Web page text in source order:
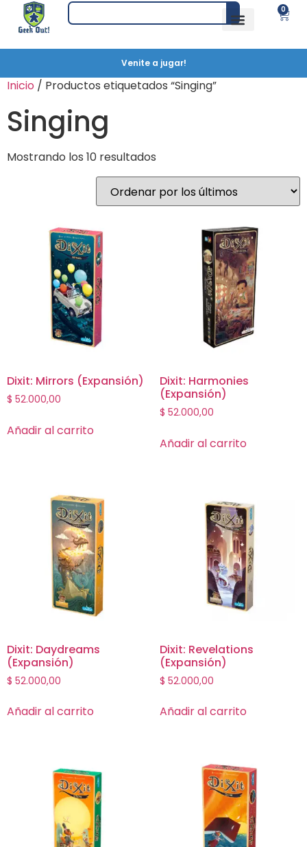
0
Venite a jugar!
Inicio / Productos etiquetados “Singing”
Singing
Mostrando los 10 resultados
Dixit: Mirrors (Expansión)
$ 52.000,00
Añadir al carrito
Dixit: Harmonies
(Expansión)
$ 52.000,00
Añadir al carrito
Dixit: Daydreams
(Expansión)
$ 52.000,00
Añadir al carrito
Dixit: Revelations
(Expansión)
$ 52.000,00
Añadir al carrito